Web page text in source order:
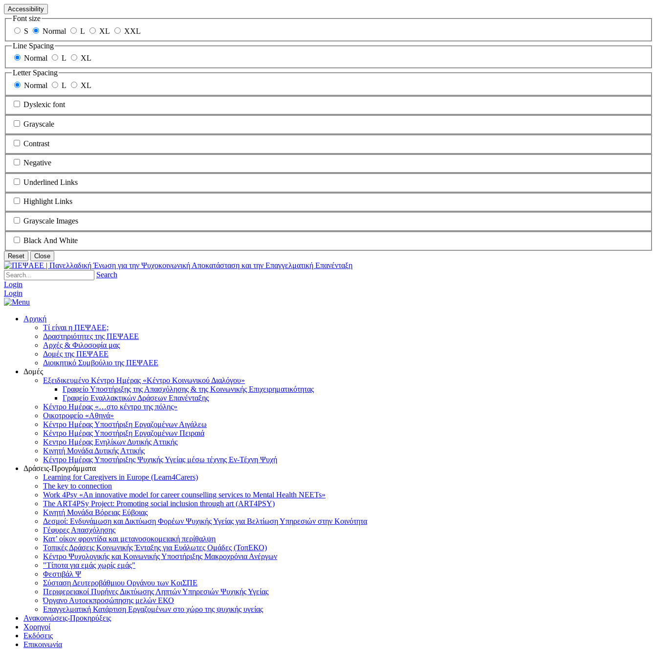
Accessibility
Font size
S
Normal L XL
XXL
Line Spacing
Normal
L
XL
Letter Spacing
Normal
L XL
Dyslexic font
Grayscale
Contrast
Negative
Underlined Links
Highlight Links
Grayscale Images
Black And White
Reset Close
Search
Login
Login
Αρχική
Τί είναι η ΠΕΨΑΕΕ;
Δραστηριότητες της ΠΕΨΑΕΕ
Αρχές & Φιλοσοφία μας
Δομές της ΠΕΨΑΕΕ
Διοικητικό Συμβούλιο της ΠΕΨΑΕΕ
Δομές
Εξειδικευμένο Κέντρο Ημέρας «Κέντρο Κοινωνικού Διαλόγου»
Γραφείο Υποστήριξης της Απασχόλησης & της Κοινωνικής Επιχειρηματικότητας
Γραφείο Εναλλακτικών Δράσεων Επανένταξης
Κέντρο Ημέρας «…στο κέντρο της πόλης»
Οικοτροφείο «Αθηνά»
Κέντρο Ημέρας Υποστήριξη Eργαζομένων Αιγάλεω
Κέντρο Ημέρας Υποστήριξη Eργαζομένων Πειραιά
Κεντρο Ημέρας Ενηλίκων Δυτικής Αττικής
Κινητή Μονάδα Δυτικής Αττικής
Κέντρο Ημέρας Υποστήριξης Ψυχικής Υγείας μέσω τέχνης Εν-Τέχνη Ψυχή
Δράσεις-Προγράμματα
Learning for Caregivers in Europe (Learn4Carers)
Τhe key to connection
Work 4Psy «An innovative model for career counselling services to Mental Health NEETs»
The ART4PSy Project: Promoting social inclusion through art (ART4PSY)
Κινητή Μονάδα Βόρειας Εύβοιας
Δεσμοί: Ενδυνάμωση και Δικτύωση Φορέων Ψυχικής Υγείας για Βελτίωση Υπηρεσιών στην Κοινότητα
Γέφυρες Απασχόλησης
Κατ’ οίκον φροντίδα και μετανοσοκομειακή περίθαλψη
Τοπικές Δράσεις Κοινωνικής Ένταξης για Ευάλωτες Ομάδες (ΤοπΕΚΟ)
Κέντρο Ψυχολογικής και Κοινωνικής Υποστήριξης Μακροχρόνια Ανέργων
"Τίποτα για εμάς χωρίς εμάς"
Φεστιβάλ Ψ
Σύσταση Δευτεροβάθμιου Οργάνου των ΚοιΣΠΕ
Περιφερειακοί Πυρήνες Δικτύωσης Ληπτών Υπηρεσιών Ψυχικής Υγείας
Όργανο Αυτοεκπροσώπησης μελών ΕΚΟ
Επαγγελματική Κατάρτιση Εργαζομένων στο χώρο της ψυχικής υγείας
Ανακοινώσεις-Προκηρύξεις
Χορηγοί
Εκδόσεις
Επικοινωνία